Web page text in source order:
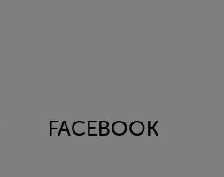
FACEBOOK